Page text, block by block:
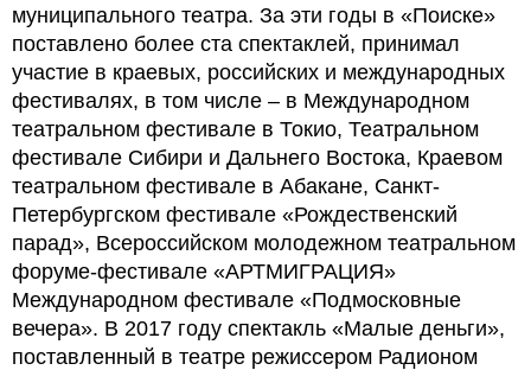
муниципального театра. За эти годы в «Поиске»
поставлено более ста спектаклей, принимал
участие в краевых, российских и международных
фестивалях, в том числе – в Международном
театральном фестивале в Токио, Театральном
фестивале Сибири и Дальнего Востока, Краевом
театральном фестивале в Абакане, Санкт-
Петербургском фестивале «Рождественский
парад», Всероссийском молодежном театральном
форуме-фестивале «АРТМИГРАЦИЯ»
Международном фестивале «Подмосковные
вечера». В 2017 году спектакль «Малые деньги»,
поставленный в театре режиссером Радионом